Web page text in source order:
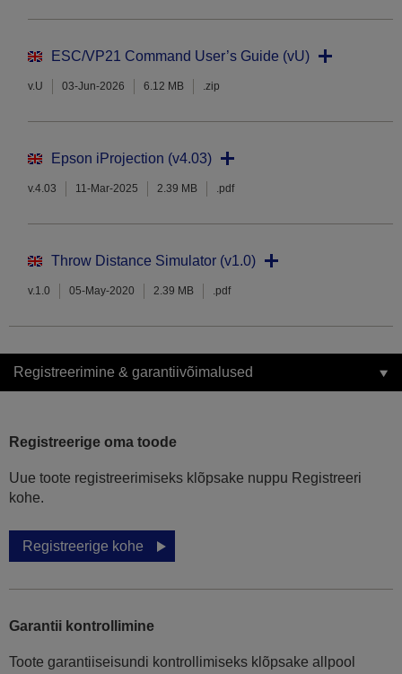
ESC/VP21 Command User’s Guide (vU)
v.U 03-Jun-2026 6.12 MB .zip
Epson iProjection (v4.03)
v.4.03 11-Mar-2025 2.39 MB .pdf
Throw Distance Simulator (v1.0)
v.1.0 05-May-2020 2.39 MB .pdf
Registreerimine & garantiivõimalused
Registreerige oma toode
Uue toote registreerimiseks klõpsake nuppu Registreeri
kohe.
Registreerige kohe
Garantii kontrollimine
Toote garantiiseisundi kontrollimiseks klõpsake allpool